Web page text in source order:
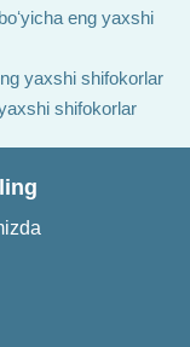
eng yaxshi
yaxshi shifokorlar
shifokorlar